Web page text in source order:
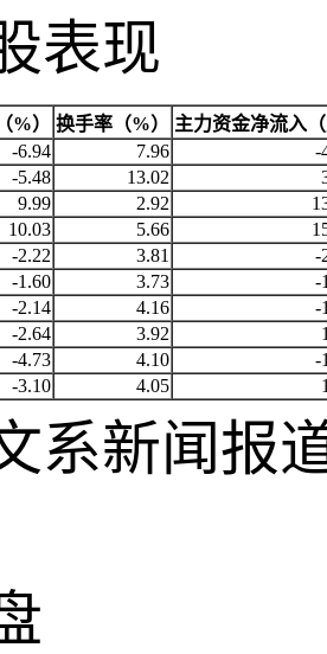
表现
%） 换手率（%）
主力资金净流入
-6.94 7.96
-
-5.48 13.02
9.99 2.92
10.03 5.66
-2.22 3.81
-
-1.60 3.73
-
-2.14 4.16
-
-2.64 3.92
-4.73 4.10
-
-3.10 4.05
系新闻报